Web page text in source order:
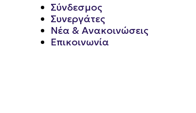
Σύνδεσμος
Συνεργάτες
Νέα & Ανακοινώσεις
Επικοινωνία